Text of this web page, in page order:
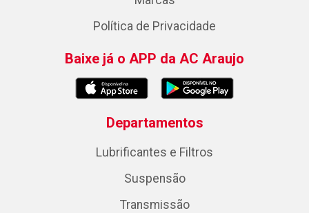
Política de Privacidade
Baixe já o APP da AC Araujo
Departamentos
Lubrificantes e Filtros
Suspensão
Transmissão